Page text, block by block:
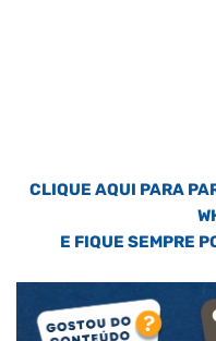
CLIQUE AQUI PARA
E FIQUE SEMPRE